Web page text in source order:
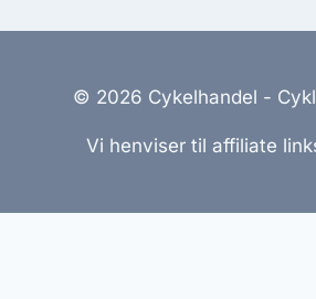
© 2026 Cykelhandel -
Vi henviser til affiliate